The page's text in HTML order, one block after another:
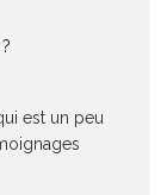
est un peu